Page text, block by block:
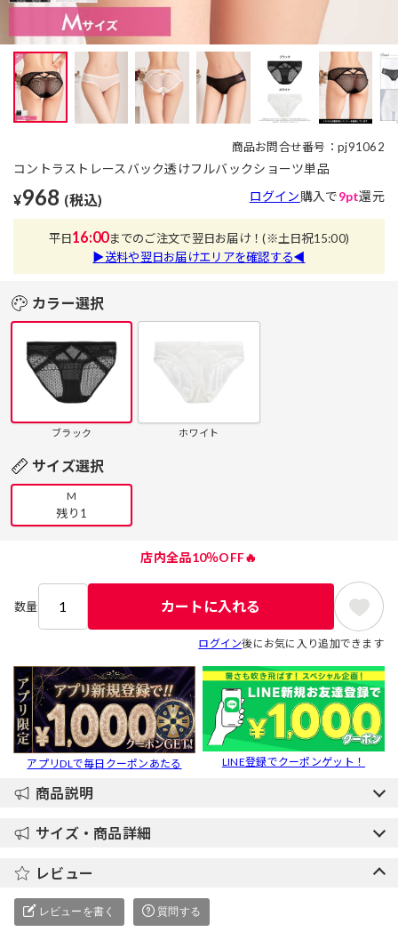
商品お問合せ番号：pj91062
コントラストレースバック透けフルバックショーツ単品
¥968 (税込) ログイン購入で9pt還元
平日16:00までのご注文で翌日お届け！(※土日祝15:00)
▶送料や翌日お届けエリアを確認する◀
カラー選択
ブラック ホワイト
サイズ選択
M
残り1
店内全品10％OFF🔥
数量 カートに入れる
ログイン後にお気に入り追加できます
アプリDLで毎日クーポンあたる LINE登録でクーポンゲット！
商品説明
サイズ・商品詳細
レビュー
レビューを書く 質問する